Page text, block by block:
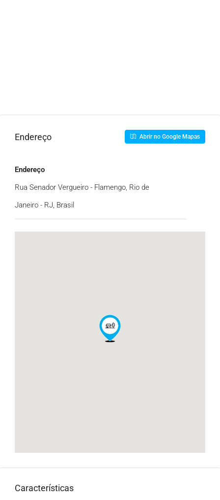
Endereço Abrir no Google Mapas
Endereço
Rua Senador Vergueiro - Flamengo, Rio de
Janeiro - RJ, Brasil
Características